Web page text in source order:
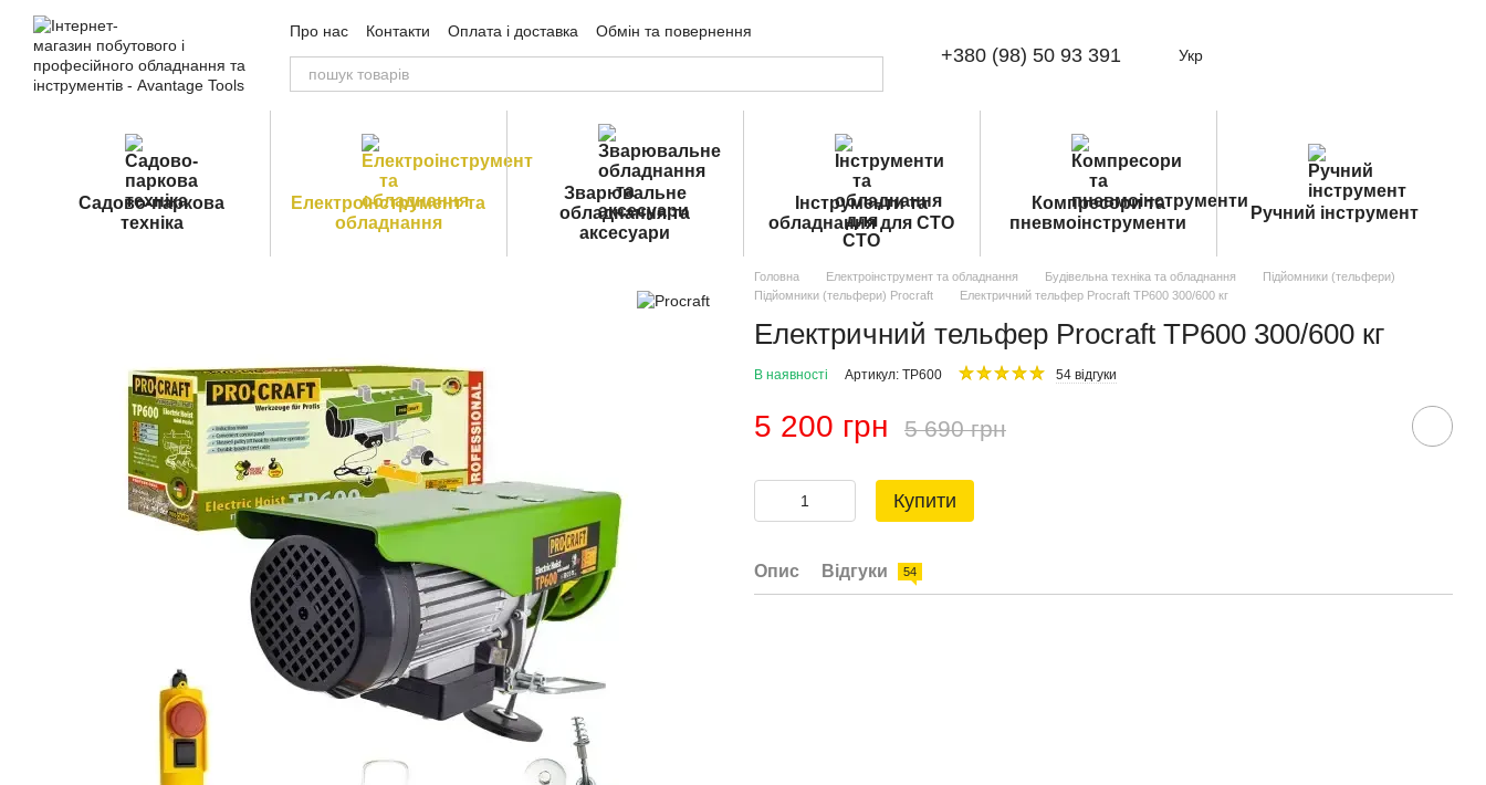
Перейти до основного контенту
Про нас Контакти Оплата і доставка
Обмін та повернення
Угода користувача
Публічна оферта +380 (98) 50 93 391 Укр
Садово-паркова
техніка
Електроінструмент та
обладнання
Зварювальне
обладнання та
аксесуари
Інструменти та
обладнання для СТО
Компресори та
пневмоінструменти
Ручний інструмент
Головна Електроінструмент та обладнання Будівельна техніка та обладнання
Підйомники (тельфери)
Підйомники (тельфери) Procraft
Електричний тельфер Procraft TP600 300/600 кг
Електричний тельфер Procraft TP600 300/600 кг
В наявності Артикул: TP600 54 відгуки
5 200 грн 5 690 грн
Купити
Опис Відгуки 54